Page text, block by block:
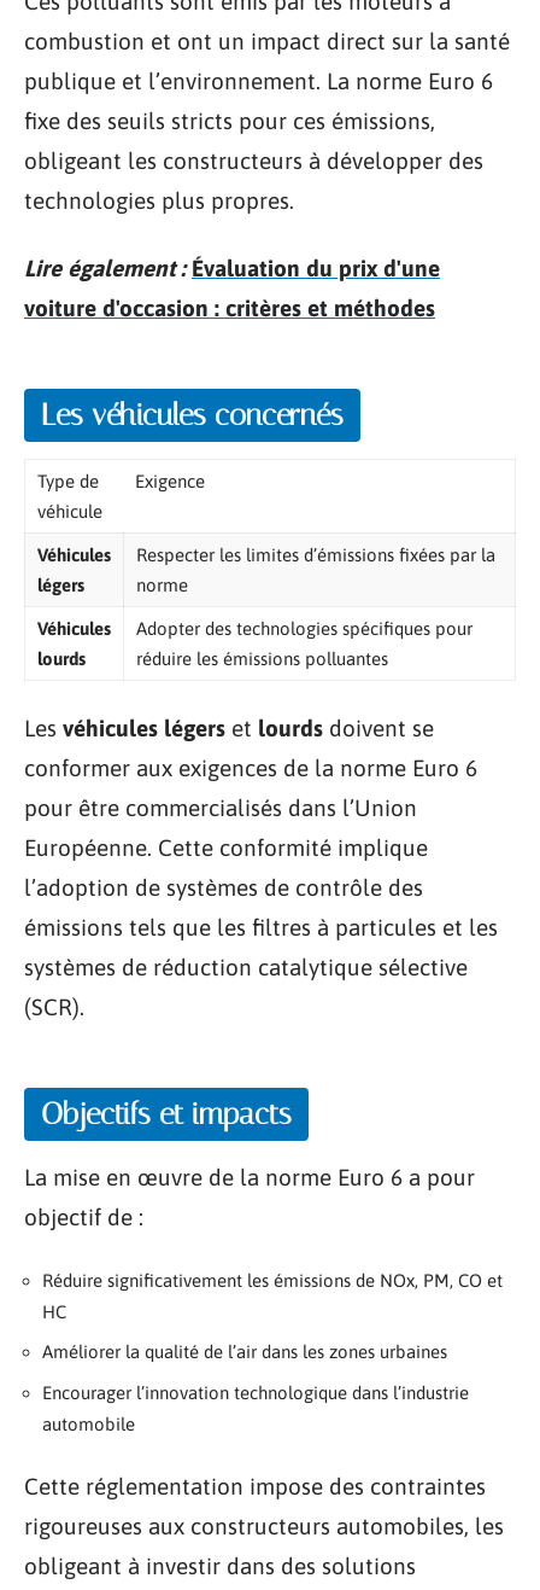
combustion et ont un impact direct sur la santé
publique et l’environnement. La norme Euro 6
fixe des seuils stricts pour ces émissions,
obligeant les constructeurs à développer des
technologies plus propres.
Lire également : Évaluation du prix d'une
voiture d'occasion : critères et méthodes
Les véhicules concernés
Type de
véhicule
Exigence
Véhicules
légers
Respecter les limites d’émissions fixées par la
norme
Véhicules
lourds
Adopter des technologies spécifiques pour
réduire les émissions polluantes
Les véhicules légers et lourds doivent se
conformer aux exigences de la norme Euro 6
pour être commercialisés dans l’Union
Européenne. Cette conformité implique
l’adoption de systèmes de contrôle des
émissions tels que les filtres à particules et les
systèmes de réduction catalytique sélective
(SCR).
Objectifs et impacts
La mise en œuvre de la norme Euro 6 a pour
objectif de :
Réduire significativement les émissions de NOx, PM, CO et
HC
Améliorer la qualité de l’air dans les zones urbaines
Encourager l’innovation technologique dans l’industrie
automobile
Cette réglementation impose des contraintes
rigoureuses aux constructeurs automobiles, les
obligeant à investir dans des solutions